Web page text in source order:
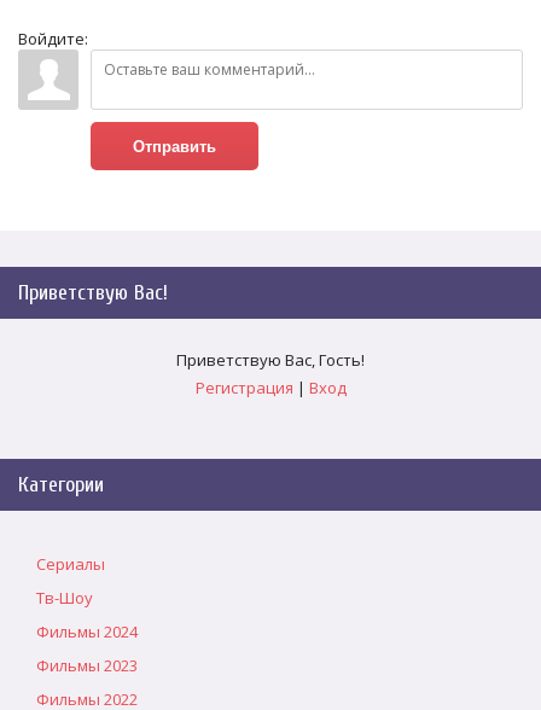
Войдите:
Отправить
Приветствую Вас!
Приветствую Вас,Гость!
Регистрация | Вход
Категории
Сериалы
Тв-Шоу
Фильмы 2024
Фильмы 2023
Фильмы 2022